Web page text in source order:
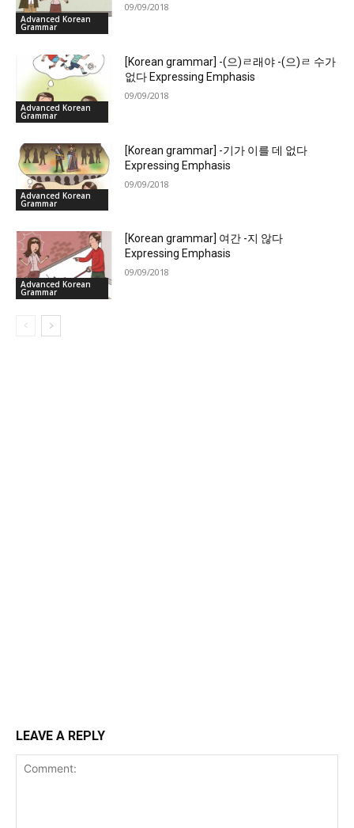
Advanced Korean
Grammar
09/09/2018
Advanced Korean
Grammar
[Korean grammar] -(으)ㄹ래야 -(으)ㄹ 수가
없다 Expressing Emphasis
09/09/2018
Advanced Korean
Grammar
[Korean grammar] -기가 이를 데 없다
Expressing Emphasis
09/09/2018
Advanced Korean
Grammar
[Korean grammar] 여간 -지 않다
Expressing Emphasis
09/09/2018
LEAVE A REPLY